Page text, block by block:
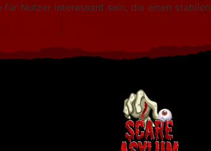
für Nutzer interessant sein, die einen